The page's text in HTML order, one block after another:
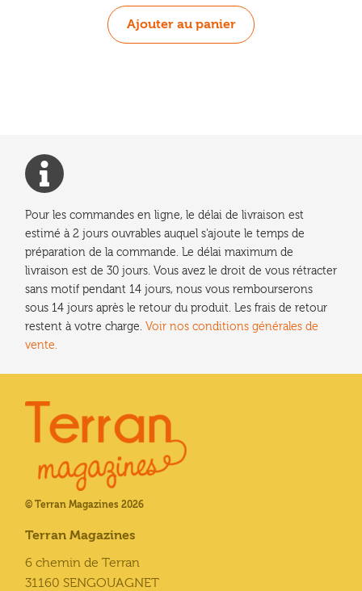
Ajouter au panier
Pour les commandes en ligne, le délai de livraison est
estimé à 2 jours ouvrables auquel s'ajoute le temps de
préparation de la commande. Le délai maximum de
livraison est de 30 jours. Vous avez le droit de vous rétracter
sans motif pendant 14 jours, nous vous rembourserons
sous 14 jours après le retour du produit. Les frais de retour
restent à votre charge. Voir nos conditions générales de
vente.
© Terran Magazines 2026
Terran Magazines
6 chemin de Terran
31160 SENGOUAGNET